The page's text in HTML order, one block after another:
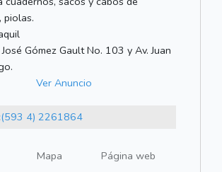
piolas.
José Gómez Gault No. 103 y Av. Juan
Ver Anuncio
(593 4) 2261864
Mapa
Página web